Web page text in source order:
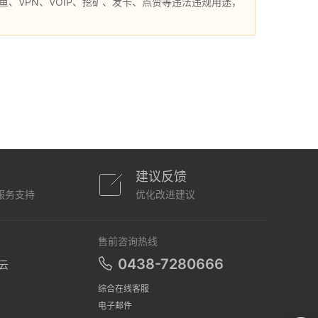
务支持
建议反馈
优化改进建议
售前咨询热线
0438-7280666
综合在线客服
电子邮件